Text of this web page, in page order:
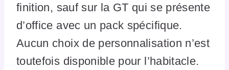
finition, sauf sur la GT qui se présente
d’office avec un pack spécifique.
Aucun choix de personnalisation n’est
toutefois disponible pour l’habitacle.